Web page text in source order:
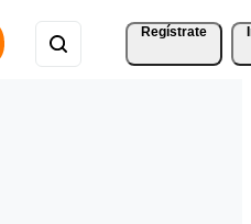
Regístrate